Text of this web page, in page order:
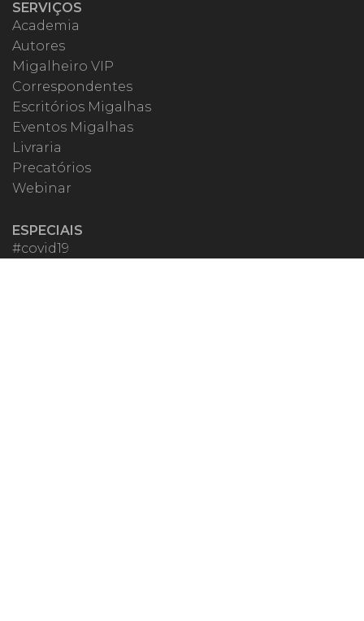
SERVIÇOS
Academia
Autores
Migalheiro VIP
Correspondentes
Escritórios Migalhas
Eventos Migalhas
Livraria
Precatórios
Webinar
ESPECIAIS
#covid19